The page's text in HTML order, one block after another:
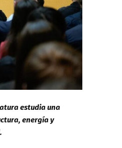
estudia una
energía y